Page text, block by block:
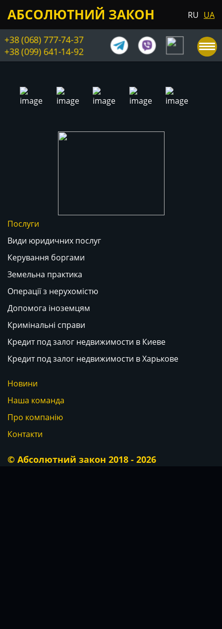
АБСОЛЮТНИЙ ЗАКОН RU UA
+38 (068) 777-74-37
+38 (099) 641-14-92
Послуги
Види юридичних послуг
Керування боргами
Земельна практика
Операції з нерухомістю
Допомога іноземцям
Кримінальні справи
Кредит под залог недвижимости в Киеве
Кредит под залог недвижимости в Харькове
Новини
Наша команда
Про компанію
Контакти
© Абсолютний закон 2018 - 2026